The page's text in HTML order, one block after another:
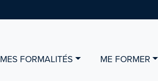
MES FORMALITÉS ME FORMER